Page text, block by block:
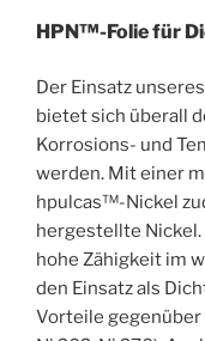
HPN™-Folie für
Der Einsatz
bietet sich überall
Korrosions- und
werden. Mit einer
hpulcas™-Nickel
hergestellte
hohe Zähigkeit im
den Einsatz als
Vorteile gegenüber